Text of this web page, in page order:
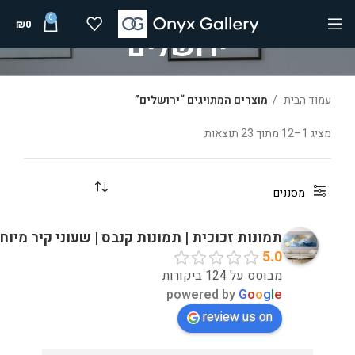
0
₪0
ירושלים
עמוד הבית
מוצרים המתויגים “ירושלים”
מציג 1–12 מתוך 23 תוצאות
מסננים
תמונות זכוכית | תמונות קנבס | שעוני קיר
5.0
מבוסס על 124 ביקורות
powered by Google
review us on